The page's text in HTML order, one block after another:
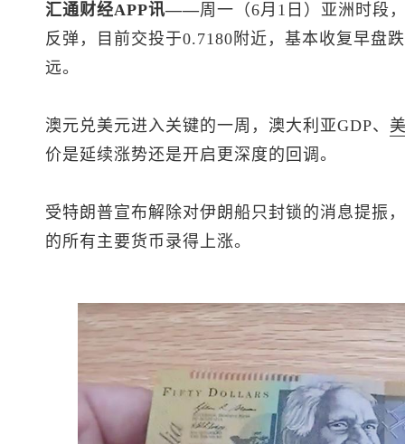
汇通财经APP讯——周一（6月1日）亚洲时段
反弹，目前交投于0.7180附近，基本收复早盘
远。
澳元兑美元进入关键的一周，澳大利亚GDP、
价是延续涨势还是开启更深度的回调。
受特朗普宣布解除对伊朗船只封锁的消息提振
的所有主要货币录得上涨。